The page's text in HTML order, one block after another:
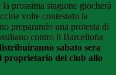
la prossima stagione giocherà
volte contestato la
preparando una protesta di
contro il Barcellona
sabato sera
proprietario del club allo